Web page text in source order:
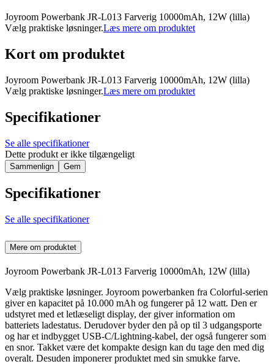
Joyroom Powerbank JR-L013 Farverig 10000mAh, 12W (lilla)
Vælg praktiske løsninger.Læs mere om produktet
Kort om produktet
Joyroom Powerbank JR-L013 Farverig 10000mAh, 12W (lilla)
Vælg praktiske løsninger.Læs mere om produktet
Specifikationer
Se alle specifikationer
Dette produkt er ikke tilgængeligt
Sammenlign Gem
Specifikationer
Se alle specifikationer
Mere om produktet
Joyroom Powerbank JR-L013 Farverig 10000mAh, 12W (lilla)
Vælg praktiske løsninger. Joyroom powerbanken fra Colorful-serien
giver en kapacitet på 10.000 mAh og fungerer på 12 watt. Den er
udstyret med et letlæseligt display, der giver information om
batteriets ladestatus. Derudover byder den på op til 3 udgangsporte
og har et indbygget USB-C/Lightning-kabel, der også fungerer som
en snor. Takket være det kompakte design kan du tage den med dig
overalt. Desuden imponerer produktet med sin smukke farve.